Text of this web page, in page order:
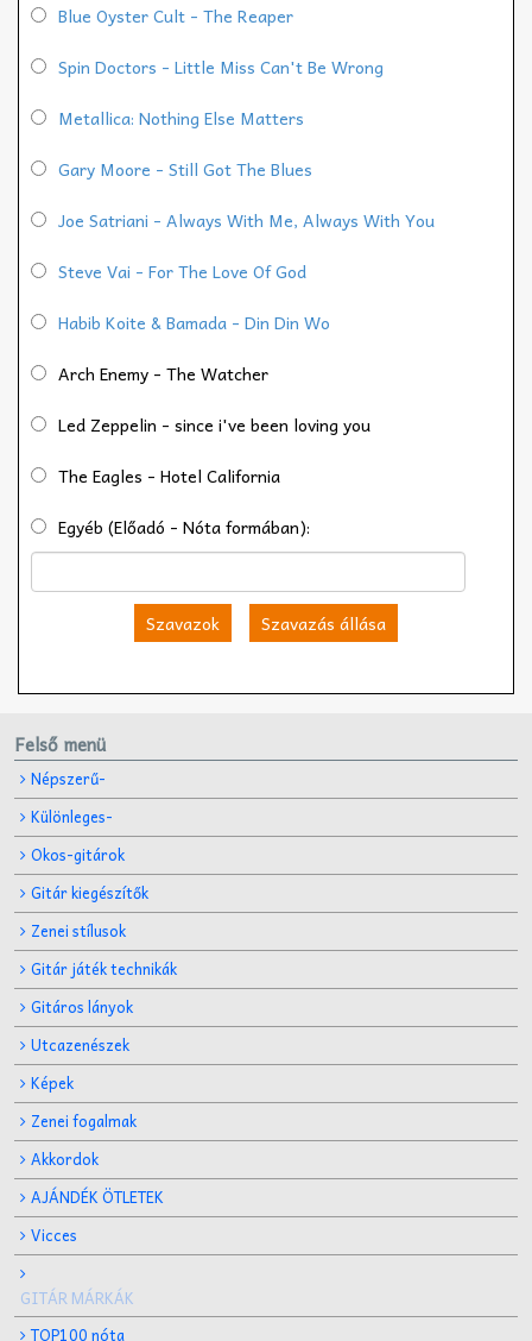
Blue Oyster Cult - The Reaper
Spin Doctors - Little Miss Can't Be Wrong
Metallica: Nothing Else Matters
Gary Moore - Still Got The Blues
Joe Satriani - Always With Me, Always With You
Steve Vai - For The Love Of God
Habib Koite & Bamada - Din Din Wo
Arch Enemy - The Watcher
Led Zeppelin - since i've been loving you
The Eagles - Hotel California
Egyéb (Előadó - Nóta formában):
Szavazok Szavazás állása
Felső menü
Népszerű-
Különleges-
Okos-gitárok
Gitár kiegészítők
Zenei stílusok
Gitár játék technikák
Gitáros lányok
Utcazenészek
Képek
Zenei fogalmak
Akkordok
AJÁNDÉK ÖTLETEK
Vicces
GITÁR MÁRKÁK
TOP100 nóta